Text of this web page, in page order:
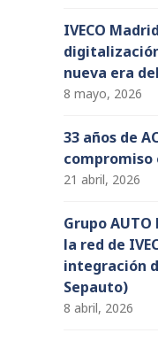
IVECO
nueva era
8 mayo, 2026
33 años de
compromiso
21 abril, 2026
Grupo
la red de
integración
Sepauto)
8 abril, 2026